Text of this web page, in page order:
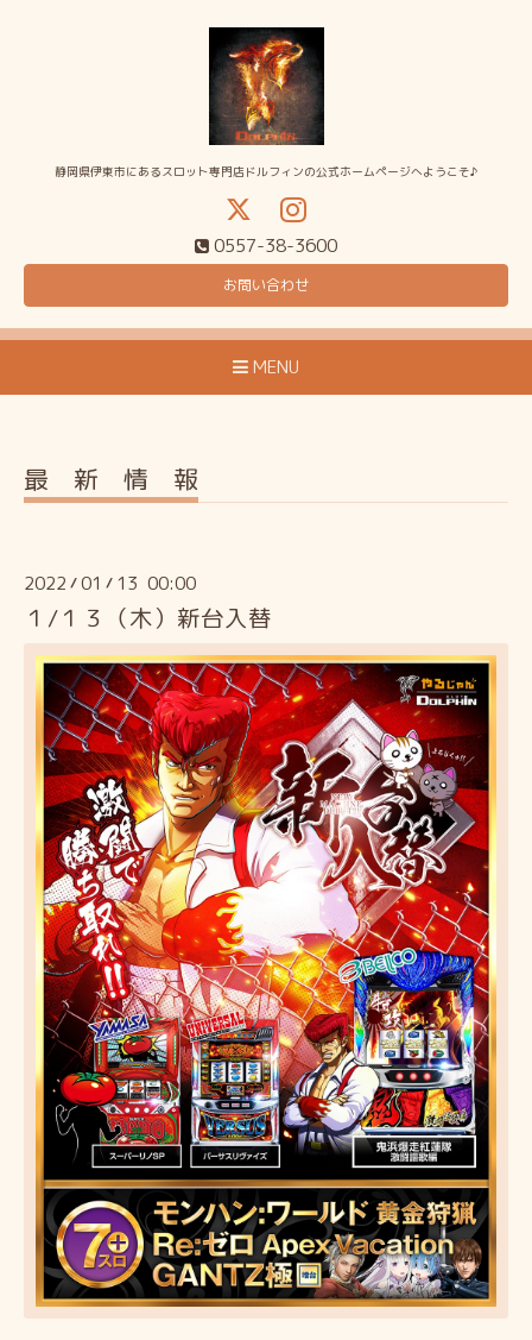
静岡県伊東市にあるスロット専門店ドルフィンの公式ホームページへようこそ♪
0557-38-3600
お問い合わせ
MENU
最 新 情 報
2022 /01 / 13 00:00
１/１３（木）新台入替